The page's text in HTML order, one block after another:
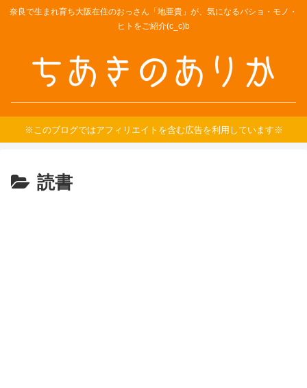
奈良で生まれ育ち大阪在住のおっさん「地亜貴」が、気になるバショ・モノ・
ヒトをご紹介(c_c)b
※このブログではアフィリエイトを含む広告を利用しています※
読書